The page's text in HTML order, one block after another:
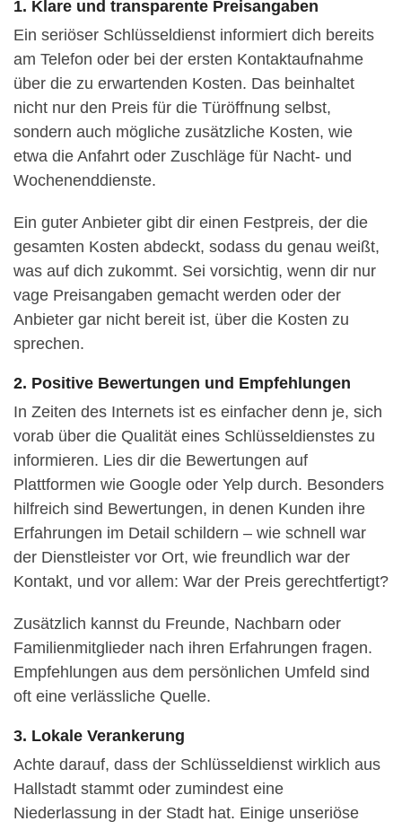
1. Klare und transparente Preisangaben
Ein seriöser Schlüsseldienst informiert dich bereits
am Telefon oder bei der ersten Kontaktaufnahme
über die zu erwartenden Kosten. Das beinhaltet
nicht nur den Preis für die Türöffnung selbst,
sondern auch mögliche zusätzliche Kosten, wie
etwa die Anfahrt oder Zuschläge für Nacht- und
Wochenenddienste.
Ein guter Anbieter gibt dir einen Festpreis, der die
gesamten Kosten abdeckt, sodass du genau weißt,
was auf dich zukommt. Sei vorsichtig, wenn dir nur
vage Preisangaben gemacht werden oder der
Anbieter gar nicht bereit ist, über die Kosten zu
sprechen.
2. Positive Bewertungen und Empfehlungen
In Zeiten des Internets ist es einfacher denn je, sich
vorab über die Qualität eines Schlüsseldienstes zu
informieren. Lies dir die Bewertungen auf
Plattformen wie Google oder Yelp durch. Besonders
hilfreich sind Bewertungen, in denen Kunden ihre
Erfahrungen im Detail schildern – wie schnell war
der Dienstleister vor Ort, wie freundlich war der
Kontakt, und vor allem: War der Preis gerechtfertigt?
Zusätzlich kannst du Freunde, Nachbarn oder
Familienmitglieder nach ihren Erfahrungen fragen.
Empfehlungen aus dem persönlichen Umfeld sind
oft eine verlässliche Quelle.
3. Lokale Verankerung
Achte darauf, dass der Schlüsseldienst wirklich aus
Hallstadt stammt oder zumindest eine
Niederlassung in der Stadt hat. Einige unseriöse